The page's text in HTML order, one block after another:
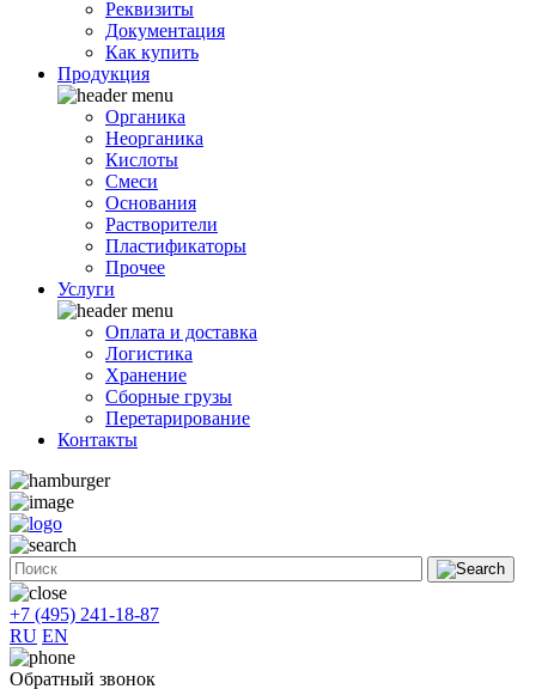
Реквизиты
Документация
Как купить
Продукция
Органика
Неорганика
Кислоты
Смеси
Основания
Растворители
Пластификаторы
Прочее
Услуги
Оплата и доставка
Логистика
Хранение
Сборные грузы
Перетарирование
Контакты
+7 (495) 241-18-87
RU EN
Обратный звонок